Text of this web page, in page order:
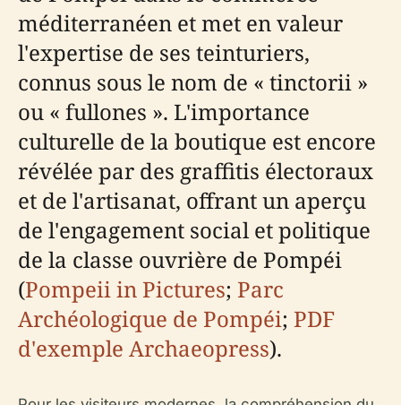
méditerranéen et met en valeur
l'expertise de ses teinturiers,
connus sous le nom de « tinctorii »
ou « fullones ». L'importance
culturelle de la boutique est encore
révélée par des graffitis électoraux
et de l'artisanat, offrant un aperçu
de l'engagement social et politique
de la classe ouvrière de Pompéi
(Pompeii in Pictures; Parc
Archéologique de Pompéi; PDF
d'exemple Archaeopress).